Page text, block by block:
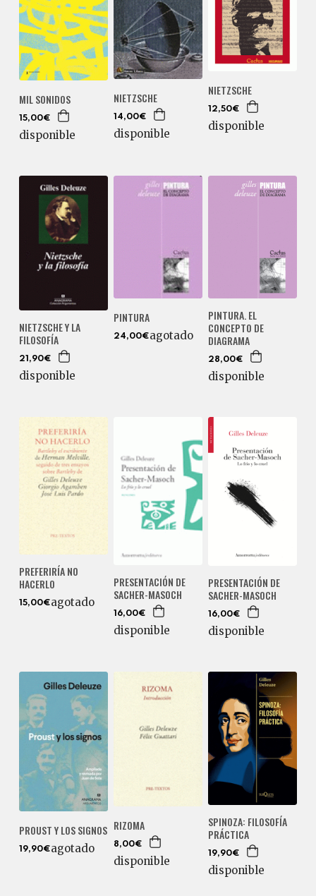
MIL SONIDOS
15,00€
disponible
NIETZSCHE
14,00€
disponible
NIETZSCHE
12,50€
disponible
NIETZSCHE Y LA
FILOSOFÍA
21,90€
disponible
PINTURA
24,00€agotado
PINTURA. EL
CONCEPTO DE
DIAGRAMA
28,00€
disponible
PREFERIRÍA NO
HACERLO
15,00€agotado
PRESENTACIÓN DE
SACHER-MASOCH
16,00€
disponible
PRESENTACIÓN DE
SACHER-MASOCH
16,00€
disponible
PROUST Y LOS SIGNOS
19,90€agotado
RIZOMA
8,00€
disponible
SPINOZA: FILOSOFÍA
PRÁCTICA
19,90€
disponible